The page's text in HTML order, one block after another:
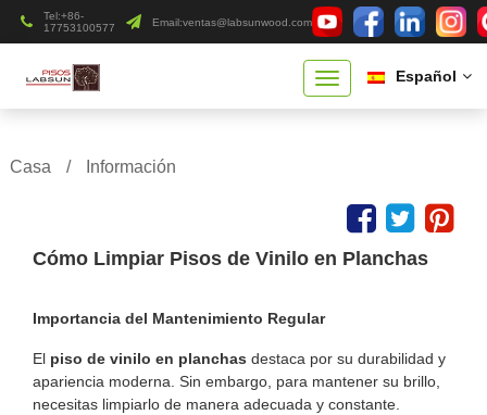
Tel:+86-
17753100577
Email:ventas@labsunwood.com
Español
Casa / Información
Cómo Limpiar Pisos de Vinilo en Planchas
Importancia del Mantenimiento Regular
El piso de vinilo en planchas destaca por su durabilidad y
apariencia moderna. Sin embargo, para mantener su brillo,
necesitas limpiarlo de manera adecuada y constante.